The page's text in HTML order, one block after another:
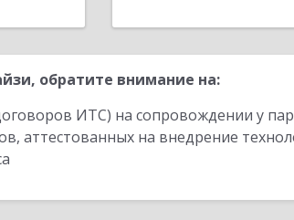
обратите внимание на:
ИТС) на сопровождении у
аттестованных на внедрение